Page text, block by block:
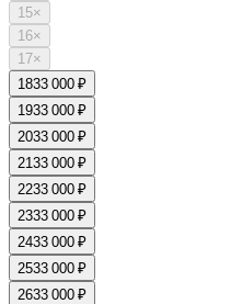
15×
16×
17×
1833 000 ₽
1933 000 ₽
2033 000 ₽
2133 000 ₽
2233 000 ₽
2333 000 ₽
2433 000 ₽
2533 000 ₽
2633 000 ₽